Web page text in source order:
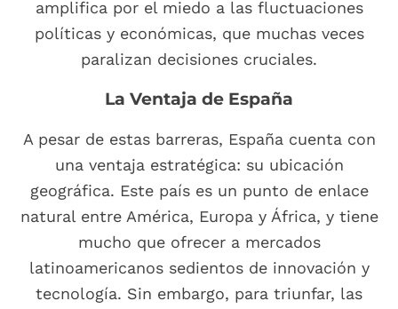
amplifica por el miedo a las fluctuaciones
políticas y económicas, que muchas veces
paralizan decisiones cruciales.
La Ventaja de España
A pesar de estas barreras, España cuenta con
una ventaja estratégica: su ubicación
geográfica. Este país es un punto de enlace
natural entre América, Europa y África, y tiene
mucho que ofrecer a mercados
latinoamericanos sedientos de innovación y
tecnología. Sin embargo, para triunfar, las